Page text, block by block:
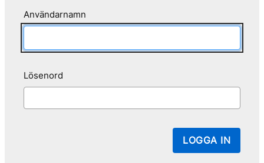
Användarnamn
Lösenord
LOGGA IN